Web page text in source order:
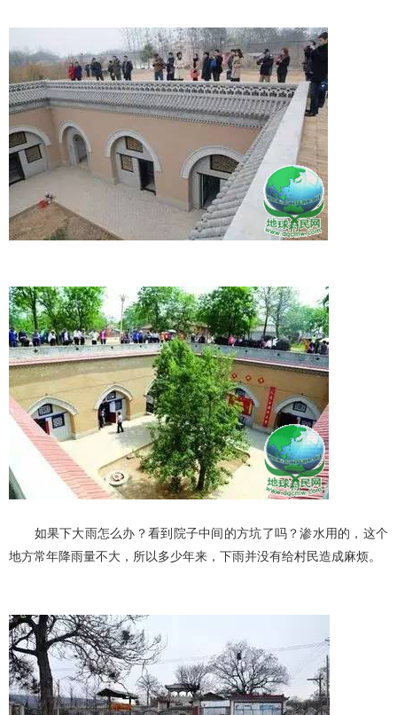
如果下大雨怎么办？看到院子中间的方坑了吗？渗水用的，这个
地方常年降雨量不大，所以多少年来，下雨并没有给村民造成麻烦。